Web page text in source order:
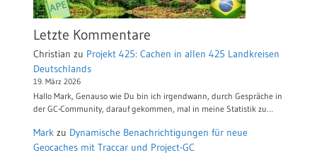
Letzte Kommentare
Christian zu Projekt 425: Cachen in allen 425 Landkreisen
Deutschlands
19. März 2026
Hallo Mark, Genauso wie Du bin ich irgendwann, durch Gespräche in
der GC-Community, darauf gekommen, mal in meine Statistik zu…
Mark zu Dynamische Benachrichtigungen für neue
Geocaches mit Traccar und Project-GC